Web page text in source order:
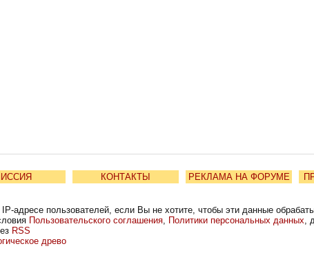
КОНТАКТЫ РЕКЛАМА НА ФОРУМЕ
адресе пользователей, если Вы не хотите, чтобы эти данные
Пользовательского соглашения, Политики персональных данных,
RSS
древо